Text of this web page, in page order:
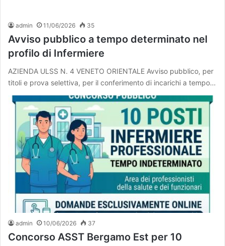
admin 11/06/2026 35
Avviso pubblico a tempo determinato nel
profilo di Infermiere
AZIENDA ULSS N. 4 VENETO ORIENTALE Avviso pubblico, per
titoli e prova selettiva, per il conferimento di incarichi a tempo…
admin 10/06/2026 37
Concorso ASST Bergamo Est per 10